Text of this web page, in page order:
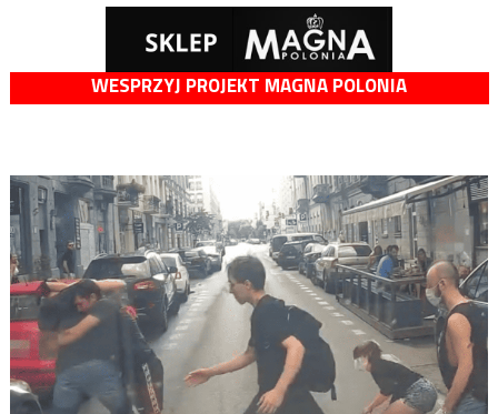
WESPRZYJ PROJEKT MAGNA POLONIA